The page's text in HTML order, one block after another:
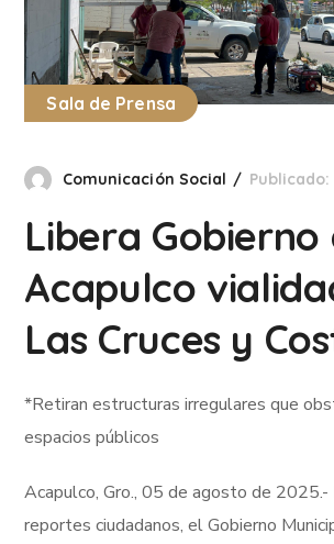
Sala de Prensa
Comunicación Social
Libera Gobierno
Acapulco
Las Cruces y
*Retiran estructuras irregulares que
espacios públicos
Acapulco, Gro., 05 de agosto de 2025.-
reportes ciudadanos, el Gobierno